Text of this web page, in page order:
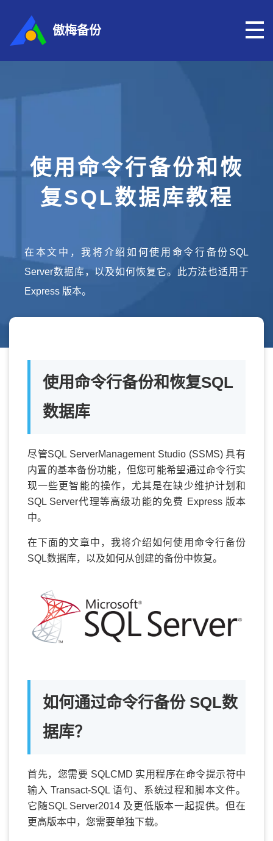
傲梅备份
使用命令行备份和恢
复SQL数据库教程
在本文中，我将介绍如何使用命令行备份SQL
Server数据库，以及如何恢复它。此方法也适用于
Express 版本。
使用命令行备份和恢复SQL
数据库
尽管SQL ServerManagement Studio (SSMS) 具有
内置的基本备份功能，但您可能希望通过命令行实
现一些更智能的操作，尤其是在缺少维护计划和
SQL Server代理等高级功能的免费 Express 版本
中。
在下面的文章中，我将介绍如何使用命令行备份
SQL数据库，以及如何从创建的备份中恢复。
如何通过命令行备份 SQL数
据库？
首先，您需要 SQLCMD 实用程序在命令提示符中
输入 Transact-SQL 语句、系统过程和脚本文件。
它随SQL Server2014 及更低版本一起提供。但在
更高版本中，您需要单独下载。